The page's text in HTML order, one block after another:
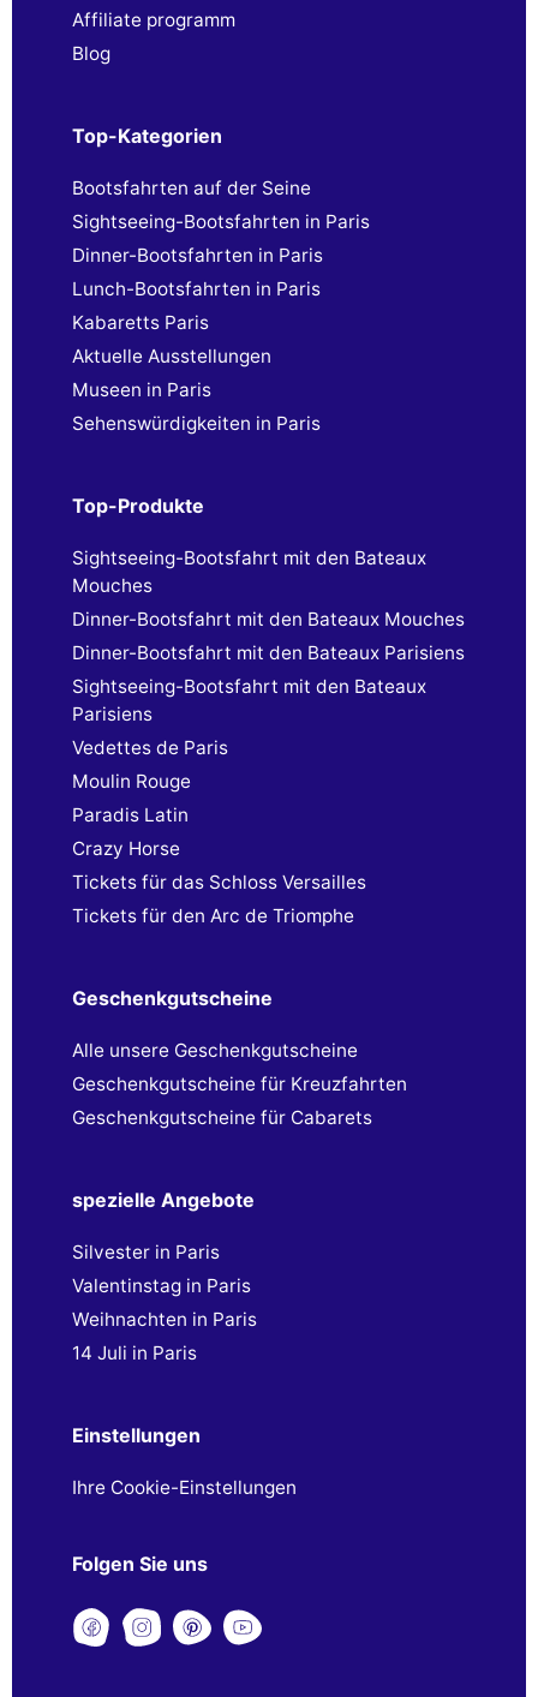
Affiliate programm
Blog
Top-Kategorien
Bootsfahrten auf der Seine
Sightseeing-Bootsfahrten in Paris
Dinner-Bootsfahrten in Paris
Lunch-Bootsfahrten in Paris
Kabaretts Paris
Aktuelle Ausstellungen
Museen in Paris
Sehenswürdigkeiten in Paris
Top-Produkte
Sightseeing-Bootsfahrt mit den Bateaux
Mouches
Dinner-Bootsfahrt mit den Bateaux Mouches
Dinner-Bootsfahrt mit den Bateaux Parisiens
Sightseeing-Bootsfahrt mit den Bateaux
Parisiens
Vedettes de Paris
Moulin Rouge
Paradis Latin
Crazy Horse
Tickets für das Schloss Versailles
Tickets für den Arc de Triomphe
Geschenkgutscheine
Alle unsere Geschenkgutscheine
Geschenkgutscheine für Kreuzfahrten
Geschenkgutscheine für Cabarets
spezielle Angebote
Silvester in Paris
Valentinstag in Paris
Weihnachten in Paris
14 Juli in Paris
Einstellungen
Ihre Cookie-Einstellungen
Folgen Sie uns